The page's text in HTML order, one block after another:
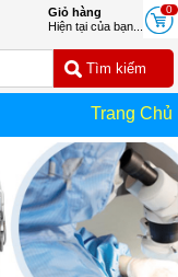
0
Giỏ hàng
Hiện tại của bạn...
Trang Chủ